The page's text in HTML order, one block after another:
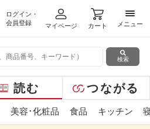
ログイン・
会員登録
マイページ カート
メニ
メニュー
検索
読む つながる
美容･化粧品 食品 キッチン